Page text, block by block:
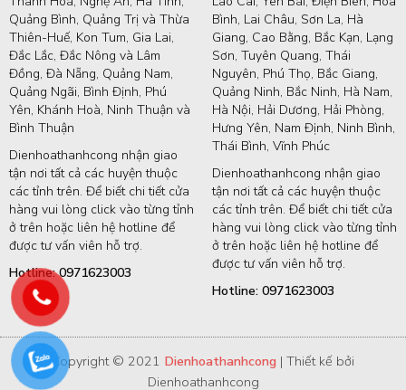
Quảng Bình, Quảng Trị và Thừa
Thiên-Huế, Kon Tum, Gia Lai,
Đắc Lắc, Đắc Nông và Lâm
Đồng, Đà Nẵng, Quảng Nam,
Quảng Ngãi, Bình Định, Phú
Yên, Khánh Hoà, Ninh Thuận và
Bình Thuận
Dienhoathanhcong nhận giao
tận nơi tất cả các huyện thuộc
các tỉnh trên. Để biết chi tiết cửa
hàng vui lòng click vào từng tỉnh
ở trên hoặc liên hệ hotline để
được tư vấn viên hỗ trợ.
Hotline: 0971623003
Bình, Lai Châu, Sơn La, Hà
Giang, Cao Bằng, Bắc Kạn, Lạng
Sơn, Tuyên Quang, Thái
Nguyên, Phú Thọ, Bắc Giang,
Quảng Ninh, Bắc Ninh, Hà Nam,
Hà Nội, Hải Dương, Hải Phòng,
Hưng Yên, Nam Định, Ninh Bình,
Thái Bình, Vĩnh Phúc
Dienhoathanhcong nhận giao
tận nơi tất cả các huyện thuộc
các tỉnh trên. Để biết chi tiết cửa
hàng vui lòng click vào từng tỉnh
ở trên hoặc liên hệ hotline để
được tư vấn viên hỗ trợ.
Hotline: 0971623003
Copyright © 2021 Dienhoathanhcong | Thiết kế bởi
Dienhoathanhcong